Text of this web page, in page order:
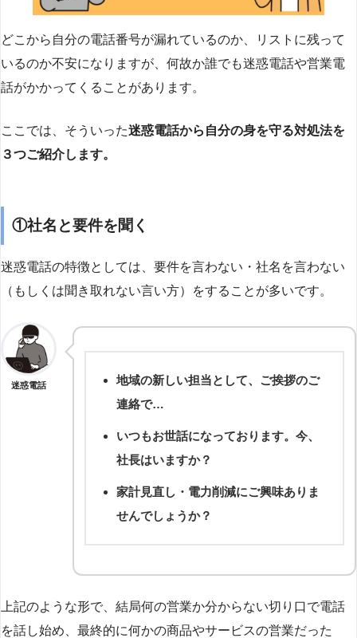
どこから自分の電話番号が漏れているのか、リストに残って
いるのか不安になりますが、何故か誰でも迷惑電話や営業電
話がかかってくることがあります。
ここでは、そういった迷惑電話から自分の身を守る対処法を
３つご紹介します。
①社名と要件を聞く
迷惑電話の特徴としては、要件を言わない・社名を言わない
（もしくは聞き取れない言い方）をすることが多いです。
迷惑電話
地域の新しい担当として、ご挨拶のご
連絡で…
いつもお世話になっております。今、
社長はいますか？
家計見直し・電力削減にご興味ありま
せんでしょうか？
上記のような形で、結局何の営業か分からない切り口で電話
を話し始め、最終的に何かの商品やサービスの営業だった